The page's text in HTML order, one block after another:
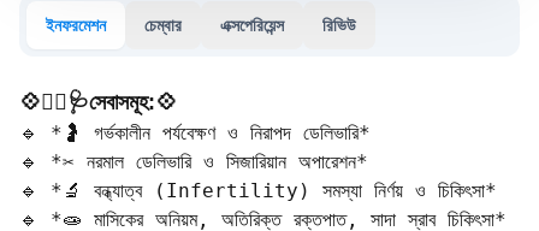
ইনফরমেশন চেম্বার এক্সপেরিয়েন্স রিভিউ
💠🧑‍⚕️🩺সেবাসমূহ:💠
🔹 *🤰 গর্ভকালীন পর্যবেক্ষণ ও নিরাপদ ডেলিভারি*
🔹 *✂️ নরমাল ডেলিভারি ও সিজারিয়ান অপারেশন*
🔹 *🔬 বন্ধ্যাত্ব (Infertility) সমস্যা নির্ণয় ও চিকিৎসা*
🔹 *🧫 মাসিকের অনিয়ম, অতিরিক্ত রক্তপাত, সাদা স্রাব চিকিৎসা*